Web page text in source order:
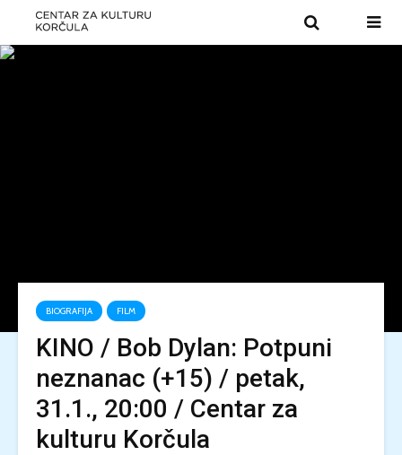
BIOGRAFIJA FILM
KINO / Bob Dylan: Potpuni
neznanac (+15) / petak,
31.1., 20:00 / Centar za
kulturu Korčula